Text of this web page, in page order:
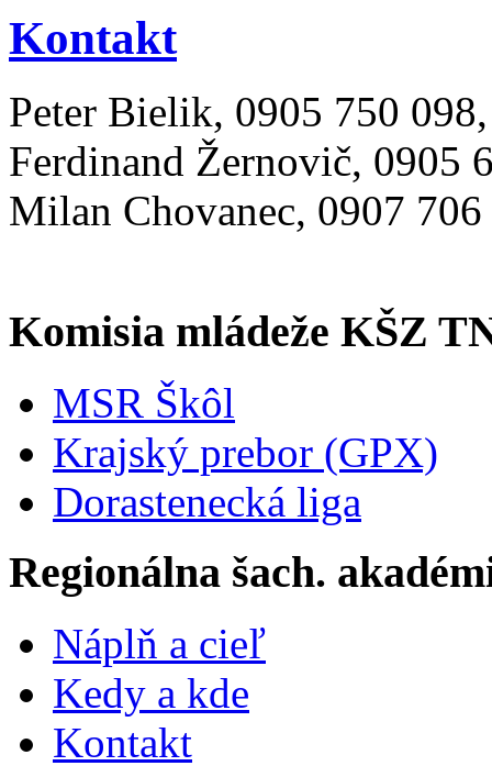
Kontakt
Peter Bielik, 0905 750
Ferdinand Žernovič, 0905
Milan Chovanec, 0907
Komisia mládeže KŠZ
MSR Škôl
Krajský prebor (GPX)
Dorastenecká liga
Regionálna šach.
Náplň a cieľ
Kedy a kde
Kontakt